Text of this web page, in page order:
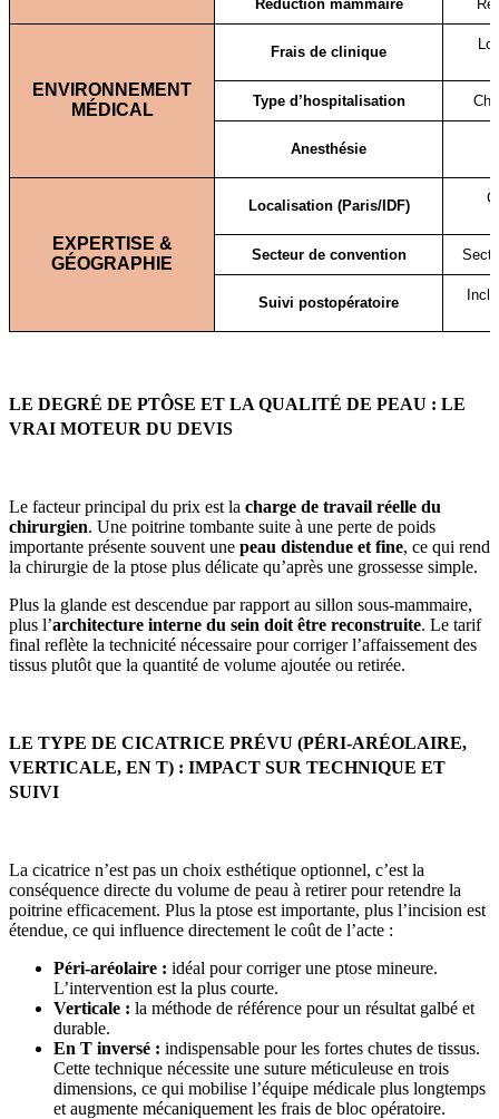
Réduction mammaire
ENVIRONNEMENT
MÉDICAL
Frais de clinique
Type d’hospitalisation
Anesthésie
EXPERTISE &
GÉOGRAPHIE
Localisation (Paris/IDF)
Secteur de convention
Suivi postopératoire
LE DEGRÉ DE PTÔSE ET LA QUALITÉ DE PEAU : LE
VRAI MOTEUR DU DEVIS
Le facteur principal du prix est la charge de travail réelle du
chirurgien. Une poitrine tombante suite à une perte de poids
importante présente souvent une peau distendue et fine, ce qui rend
la chirurgie de la ptose plus délicate qu’après une grossesse simple.
Plus la glande est descendue par rapport au sillon sous-mammaire,
plus l’architecture interne du sein doit être reconstruite. Le tarif
final reflète la technicité nécessaire pour corriger l’affaissement des
tissus plutôt que la quantité de volume ajoutée ou retirée.
LE TYPE DE CICATRICE PRÉVU (PÉRI-ARÉOLAIRE,
VERTICALE, EN T) : IMPACT SUR TECHNIQUE ET
SUIVI
La cicatrice n’est pas un choix esthétique optionnel, c’est la
conséquence directe du volume de peau à retirer pour retendre la
poitrine efficacement. Plus la ptose est importante, plus l’incision est
étendue, ce qui influence directement le coût de l’acte :
Péri-aréolaire : idéal pour corriger une ptose mineure.
L’intervention est la plus courte.
Verticale : la méthode de référence pour un résultat galbé et
durable.
En T inversé : indispensable pour les fortes chutes de tissus.
Cette technique nécessite une suture méticuleuse en trois
dimensions, ce qui mobilise l’équipe médicale plus longtemps
et augmente mécaniquement les frais de bloc opératoire.